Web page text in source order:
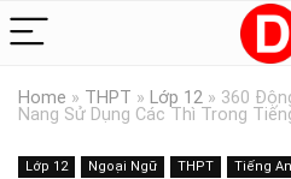
Home » THPT » Lớp 12 » 360
Nang Sử Dụng Các Thì Trong
Lớp 12 Ngoại Ngữ THPT Tiếng